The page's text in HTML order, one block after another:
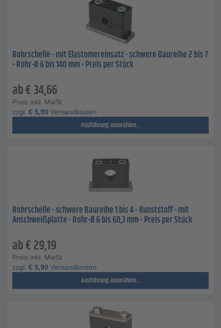
Rohrschelle - mit Elastomereinsatz - schwere Baureihe 2 bis 7
- Rohr-Ø 6 bis 140 mm - Preis per Stück
ab€34,66
Preis inkl. MwSt.
zzgl. € 5,90 Versandkosten
Ausführung auswählen...
Rohrschelle - schwere Baureihe 1 bis 4 - Kunststoff - mit
Anschweißplatte - Rohr-Ø 6 bis 60,3 mm - Preis per Stück
ab€29,19
Preis inkl. MwSt.
zzgl. € 5,90 Versandkosten
Ausführung auswählen...